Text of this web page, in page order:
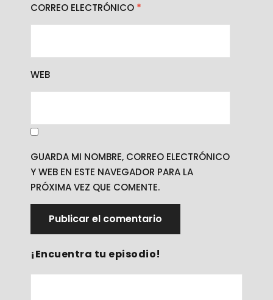
CORREO ELECTRÓNICO *
WEB
GUARDA MI NOMBRE, CORREO ELECTRÓNICO
Y WEB EN ESTE NAVEGADOR PARA LA
PRÓXIMA VEZ QUE COMENTE.
¡Encuentra tu episodio!